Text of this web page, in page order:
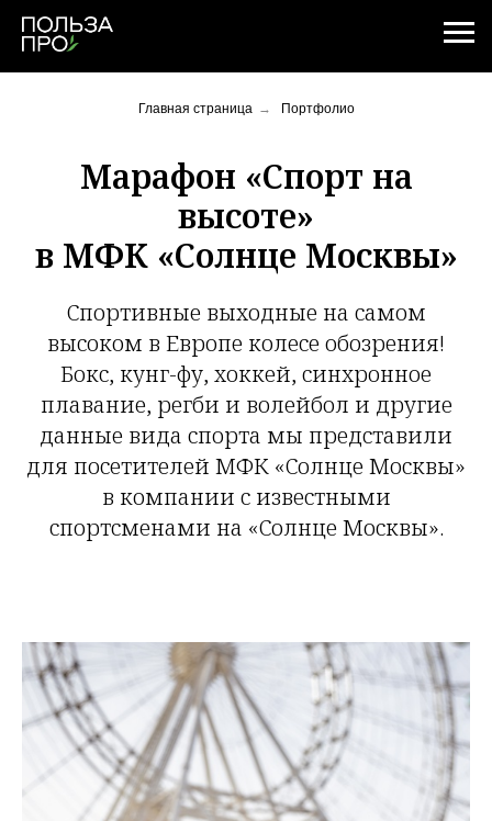
Главная страница → Портфолио
Марафон «Спорт на
высоте»
в МФК «Солнце Москвы»
Спортивные выходные на самом
высоком в Европе колесе обозрения!
Бокс, кунг-фу, хоккей, синхронное
плавание, регби и волейбол и другие
данные вида спорта мы представили
для посетителей МФК «Солнце Москвы»
в компании с известными
спортсменами на «Солнце Москвы».